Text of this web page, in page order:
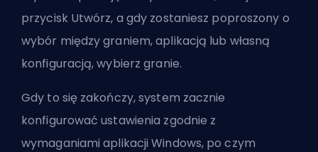
przycisk Utwórz, a gdy zostaniesz poproszony o
wybór między graniem, aplikacją lub własną
konfiguracją, wybierz granie.
Gdy to się zakończy, system zacznie
konfigurować ustawienia zgodnie z
wymaganiami aplikacji Windows, po czym